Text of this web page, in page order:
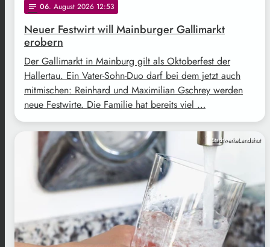
notes 06. August 2026 12:53
Neuer Festwirt will Mainburger Gallimarkt
erobern
Der Gallimarkt in Mainburg gilt als Oktoberfest der
Hallertau. Ein Vater-Sohn-Duo darf bei dem jetzt auch
mitmischen: Reinhard und Maximilian Gschrey werden
neue Festwirte. Die Familie hat bereits viel …
StadtwerkeLandshut